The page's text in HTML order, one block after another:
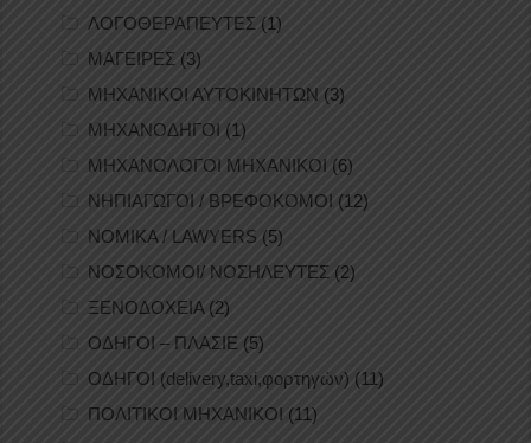
ΛΟΓΟΘΕΡΑΠΕΥΤΕΣ (1)
ΜΑΓΕΙΡΕΣ (3)
ΜΗΧΑΝΙΚΟΙ ΑΥΤΟΚΙΝΗΤΩΝ (3)
ΜΗΧΑΝΟΔΗΓΟΙ (1)
ΜΗΧΑΝΟΛΟΓΟΙ ΜΗΧΑΝΙΚΟΙ (6)
ΝΗΠΙΑΓΩΓΟΙ / ΒΡΕΦΟΚΟΜΟΙ (12)
ΝΟΜΙΚΑ / LAWYERS (5)
ΝΟΣΟΚΟΜΟΙ/ ΝΟΣΗΛΕΥΤΕΣ (2)
ΞΕΝΟΔΟΧΕΙΑ(2)
ΟΔΗΓΟΙ – ΠΛΑΣΙΕ (5)
ΟΔΗΓΟΙ (delivery,taxi,φορτηγών) (11)
ΠΟΛΙΤΙΚΟΙ ΜΗΧΑΝΙΚΟΙ (11)